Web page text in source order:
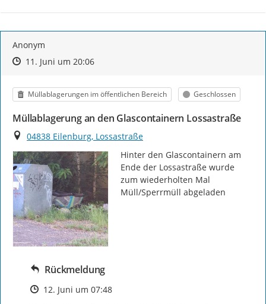
Anonym
Zeitpunkt des Erstellens
Zeitpunkt des Erstellens
11. Juni um 20:06Zur Äußerung
Kategorie
Müllablagerungen im öffentlichen Bereich Status
Geschlossen
Müllablagerung an den Glascontainern Lossastraße
Ort
04838 Eilenburg, Lossastraße
Hinter den Glascontainern am
Ende der Lossastraße wurde
zum wiederholten Mal
Müll/Sperrmüll abgeladen
Rückmeldung
Zeitpunkt des Erstellens
12. Juni um 07:48